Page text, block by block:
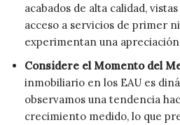
acabados de alta calidad,
acceso a servicios de primer
experimentan una
Considere el Momento del
inmobiliario en los EAU es
observamos una tendencia
crecimiento medido, lo que